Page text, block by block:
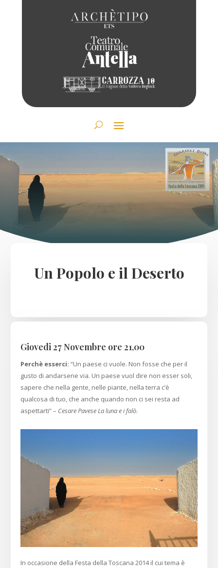
Un Popolo e il Deserto
Giovedi 27 Novembre ore 21,00
Perchè esserci:“Un paese ci vuole. Non fosse che per il
gusto di andarsene via. Un paese vuol dire non esser soli,
sapere che nella gente, nelle piante, nella terra c’è
qualcosa di tuo, che anche quando non ci sei resta ad
aspettarti” – Cesare Pavese La luna e i falò.
In occasione della Festa della Toscana 2014 il cui tema è